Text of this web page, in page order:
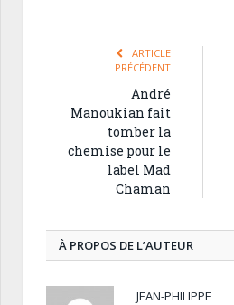
ARTICLE
PRÉCÉDENT
André
Manoukian fait
tomber la
chemise pour le
label Mad
Chaman
À PROPOS DE L’AUTEUR
JEAN-PHILIPPE